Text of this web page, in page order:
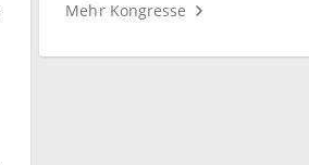
Mehr Kongresse